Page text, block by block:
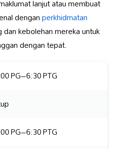
lanjut atau membuat
denganperkhidmatan
kebolehan mereka untuk
dengan tepat.
PG–6:30 PTG
PG–6:30 PTG